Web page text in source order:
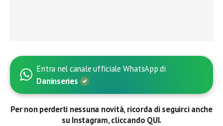
Entra nel canale ufficiale WhatsApp di
Daninseries
Per non perderti nessuna novità, ricorda di seguirci anche
su Instagram, cliccando QUI.